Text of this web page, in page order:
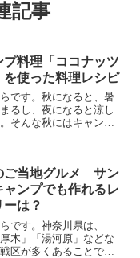
記事
料理「ココナッツ
を使った料理レシピ
です。秋になると、暑
るし、夜になると涼し
そんな秋にはキャンプ
いだし。...
ご当地グルメ サン
ャンプでも作れるレ
は？
です。神奈川県は、
木」「湯河原」などな
区が多くあることでも